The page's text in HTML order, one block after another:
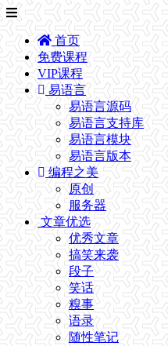
首页
免费课程
VIP课程
易语言
易语言源码
易语言支持库
易语言模块
易语言版本
编程之美
原创
服务器
文章优选
优秀文章
搞笑来袭
段子
笑话
糗事
语录
随性笔记